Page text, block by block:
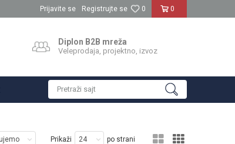
0
0
Prijavite se Registrujte se
Diplon B2B mreža
Veleprodaja, projektno, izvoz
Pretraži sajt
Prikaži po strani